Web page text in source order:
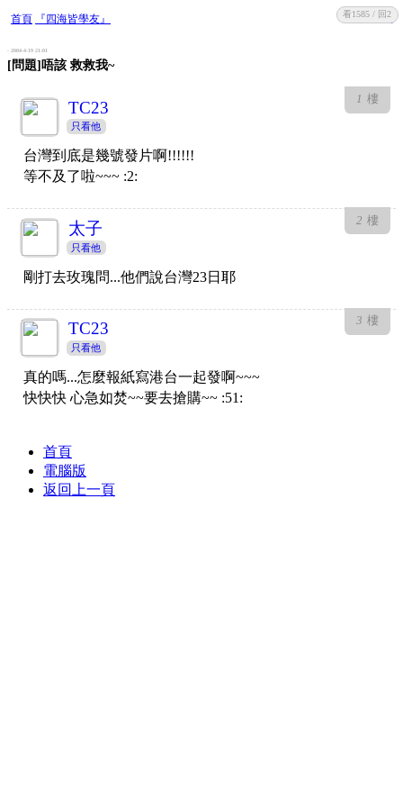
首頁 『四海皆學友』 收藏 回復
- 2004-4-19 21:01
[問題]唔該 救救我~
看1585 / 回2
1 樓
TC23
只看他
台灣到底是幾號發片啊!!!!!!
等不及了啦~~~ :2:
2 樓
太子
只看他
剛打去玫瑰問...他們說台灣23日耶
3 樓
TC23
只看他
真的嗎...怎麼報紙寫港台一起發啊~~~
快快快 心急如焚~~要去搶購~~ :51:
首頁
電腦版
返回上一頁